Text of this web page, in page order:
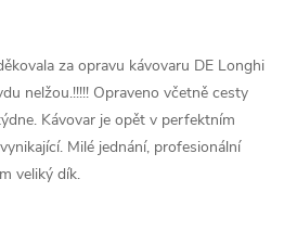
za opravu kávovaru DE Longhi
nelžou.!!!!! Opraveno včetně cesty
Kávovar je opět v perfektním
Milé jednání, profesionální
veliký dík.